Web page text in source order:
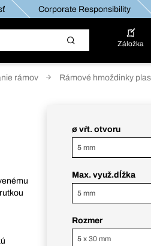
Corporate Responsibility
Záložka
rámov
Rámové hmoždinky
ø vŕt. otvoru
5 mm
Max. využ.dĺžka
5 mm
Rozmer
5 x 30 mm